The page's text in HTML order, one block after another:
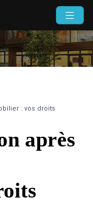
: vos droits
après